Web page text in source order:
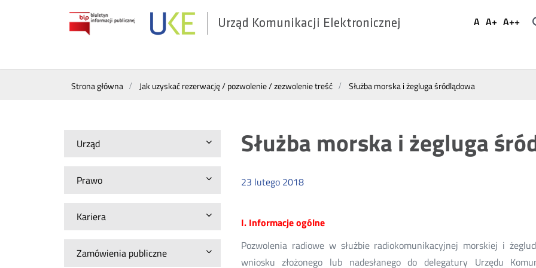
Urząd Komunikacji Elektronicznej A A+ A++
Media
Menu
Strona główna Jak uzyskać rezerwację / pozwolenie / zezwolenie treść Służba morska i żegluga śródlądowa
Urząd
Prawo
Kariera
Zamówienia publiczne
Służba morska i żegluga
23 lutego 2018
I. Informacje ogólne
Pozwolenia radiowe w służbie radiokomunikacyjnej morskiej i
wniosku złożonego lub nadesłanego do delegatury Urzędu